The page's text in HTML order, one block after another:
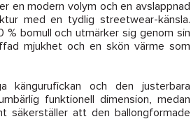
en modern volym och en avslappnad
med en tydlig streetwear-känsla.
% bomull och utmärker sig genom sin
mjukhet och en skön värme som
kängurufickan och den justerbara
funktionell dimension, medan
säkerställer att den ballongformade